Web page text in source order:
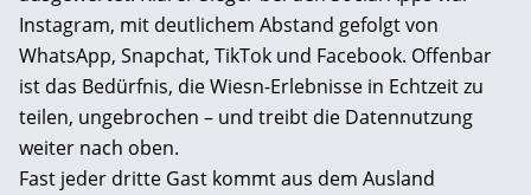
Instagram, mit deutlichem Abstand gefolgt von
WhatsApp, Snapchat, TikTok und Facebook. Offenbar
ist das Bedürfnis, die Wiesn-Erlebnisse in Echtzeit zu
teilen, ungebrochen – und treibt die Datennutzung
weiter nach oben.
Fast jeder dritte Gast kommt aus dem Ausland